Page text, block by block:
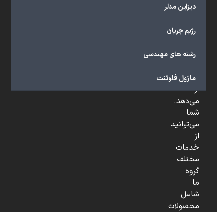
دیزاین مدلر
رژیم جریان
رشته های مهندسی
ماژول فلوئنت
با
دانشگاهی،
صنعتی
...
ارائه
می‌دهد.
شما
می‌توانید
از
خدمات
مختلف
گروه
ما
شامل
محصولات